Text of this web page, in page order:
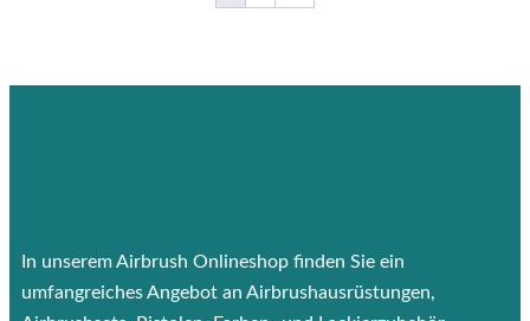
In unserem Airbrush Onlineshop finden Sie ein
umfangreiches Angebot an Airbrushausrüstungen,